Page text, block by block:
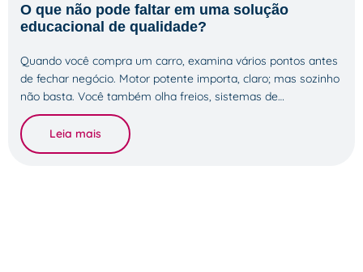
O que não pode faltar em uma solução
educacional de qualidade?
Quando você compra um carro, examina vários pontos antes
de fechar negócio. Motor potente importa, claro; mas sozinho
não basta. Você também olha freios, sistemas de…
Leia mais